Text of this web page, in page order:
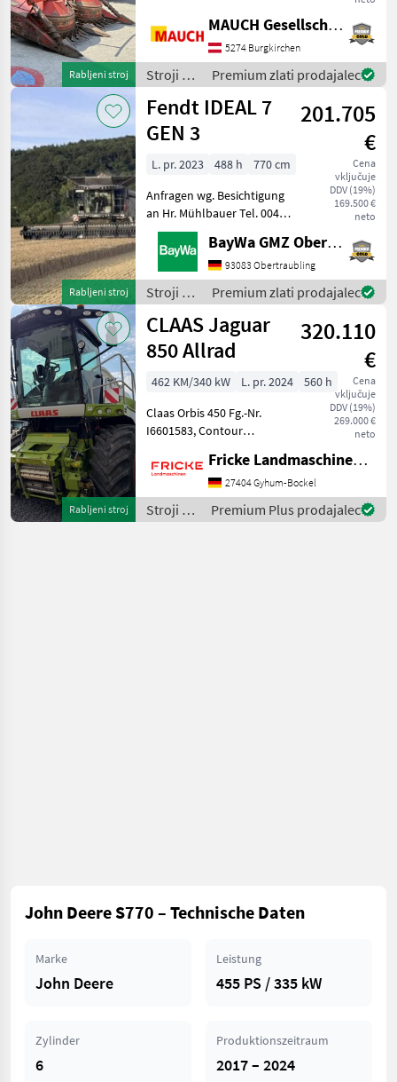
Rabljeni stroj
- električno krmiljenje -
hidravlično vrtenje stolpa -
električna nastavitev
dosega N
MAUCH Gesellschaft m.b.H. & Co.KG
5274 Burgkirchen
Stroji za
spravilo
-
poljedelstvo
/
Kemper
Premium zlati prodajalec
Rabljeni stroj
Fendt IDEAL 7
GEN 3
201.705
€
Cena
vključuje
DDV (19%)
169.500 €
neto
L. pr. 2023 488 h
770 cm
Anfragen wg. Besichtigung
an Hr. Mühlbauer Tel. 0049
151 1610 4033.Rapsmesser,
računalnik, hidrostatsko,
štirikolesni pogon, kosa za
ogrščico, drobilec slame, :
hidrost
BayWa GMZ Obertraubling
93083 Obertraubling
Stroji za
spravilo
-
poljedelstvo
/ Fendt
Premium zlati prodajalec
Rabljeni stroj
CLAAS Jaguar
850 Allrad
320.110
€
Cena
vključuje
DDV (19%)
269.000 €
neto
462 KM/340 kW L. pr. 2024
560 h
Claas Orbis 450 Fg.-Nr.
I6601583, Contour
Transportschutz, 2 Gang
Schaltgetriebe, V Classic 24
Messertrommel, Korn
CRacker M 80/100,
Fricke Landmaschinen GmbH
27404 Gyhum-Bockel
Stroji za
spravilo
Premium Plus prodajalec
John Deere S770 – Technische Daten
Marke
John Deere
Leistung
455 PS / 335 kW
Zylinder
6
Produktionszeitraum
2017 – 2024